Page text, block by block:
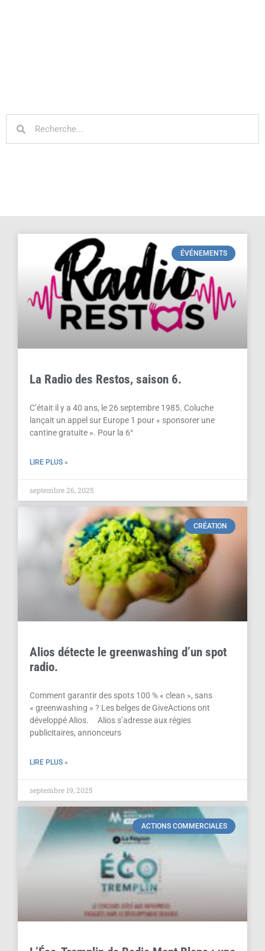
ÉVÉNEMENTS
La Radio des Restos, saison 6.
C’était il y a 40 ans, le 26 septembre 1985. Coluche
lançait un appel sur Europe 1 pour « sponsorer une
cantine gratuite ». Pour la 6°
LIRE PLUS »
septembre 26, 2025
CRÉATION
Alios détecte le greenwashing d’un spot
radio.
Comment garantir des spots 100 % « clean », sans
« greenwashing » ? Les belges de GiveActions ont
développé Alios. Alios s’adresse aux régies
publicitaires, annonceurs
LIRE PLUS »
septembre 19, 2025
ACTIONS COMMERCIALES